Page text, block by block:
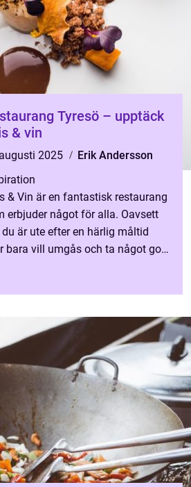
Tyresö – upptäck
& vin
2025
Erik Andersson
& Vin är en fantastisk restaurang
erbjuder något för alla. Oavsett
är ute efter en härlig måltid
bara vill umgås och ta något gott